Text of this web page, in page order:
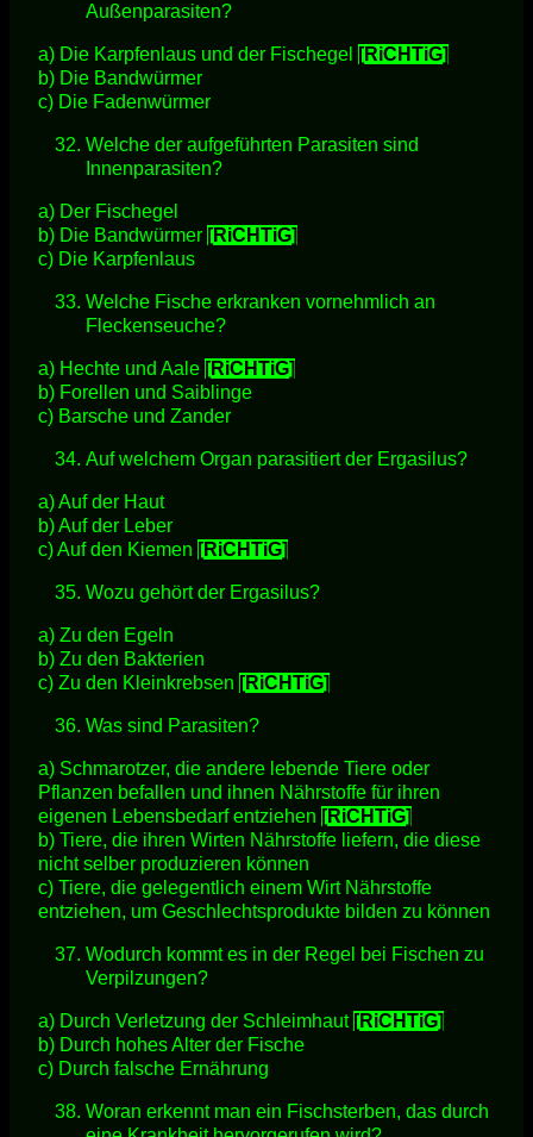
Außenparasiten?
a) Die Karpfenlaus und der Fischegel
[RiCHTiG]
b) Die Bandwürmer
c) Die Fadenwürmer
Welche der aufgeführten Parasiten sind
Innenparasiten?
a) Der Fischegel
b) Die Bandwürmer [RiCHTiG]
c) Die Karpfenlaus
Welche Fische erkranken vornehmlich an
Fleckenseuche?
a) Hechte und Aale [RiCHTiG]
b) Forellen und Saiblinge
c) Barsche und Zander
Auf welchem Organ parasitiert der Ergasilus?
a) Auf der Haut
b) Auf der Leber
c) Auf den Kiemen [RiCHTiG]
Wozu gehört der Ergasilus?
a) Zu den Egeln
b) Zu den Bakterien
c) Zu den Kleinkrebsen [RiCHTiG]
Was sind Parasiten?
a) Schmarotzer, die andere lebende Tiere oder
Pflanzen befallen und ihnen Nährstoffe für ihren
eigenen Lebensbedarf entziehen [RiCHTiG]
b) Tiere, die ihren Wirten Nährstoffe liefern, die diese
nicht selber produzieren können
c) Tiere, die gelegentlich einem Wirt Nährstoffe
entziehen, um Geschlechtsprodukte bilden zu können
Wodurch kommt es in der Regel bei Fischen zu
Verpilzungen?
a) Durch Verletzung der Schleimhaut [RiCHTiG]
b) Durch hohes Alter der Fische
c) Durch falsche Ernährung
Woran erkennt man ein Fischsterben, das durch